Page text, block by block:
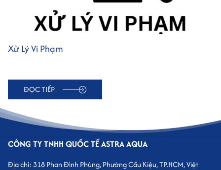
Xử Lý Vi Phạm
ĐỌC TIẾP
CÔNG TY TNHH QUỐC TẾ ASTRA AQUA
Địa chỉ: 318 Phan Đình Phùng, Phường Cầu Kiệu, TP.HCM, Việt